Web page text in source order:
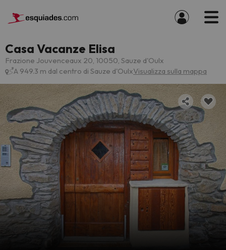
Casa Vacanze Elisa
Frazione Jouvenceaux 20, 10050, Sauze d'Oulx
A 949.3 m dal centro di Sauze d'OulxVisualizza sulla mappa